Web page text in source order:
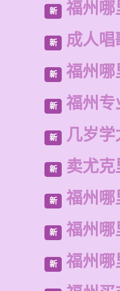
新 福州哪
新 成人唱
新 福州哪
新 福州专
新 几岁
新 卖尤
新 福州哪
新 福州哪
新 福州哪